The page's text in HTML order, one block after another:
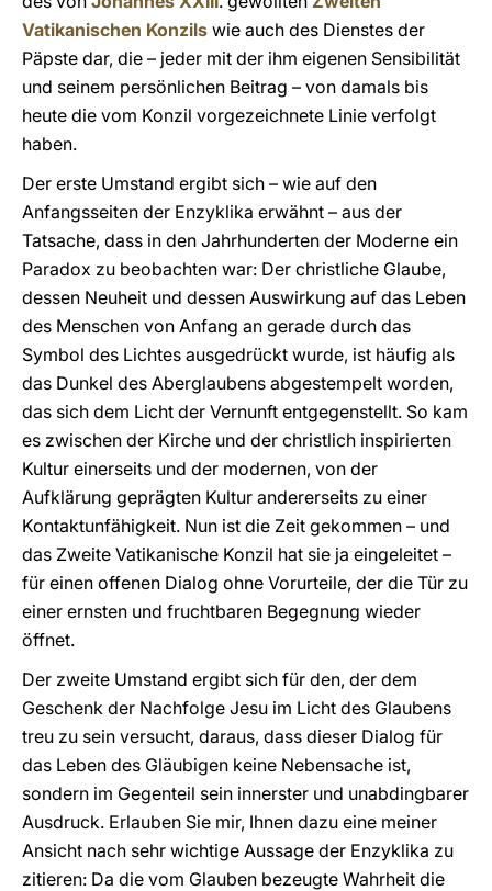
Vatikanischen Konzils wie auch des Dienstes der
Päpste dar, die – jeder mit der ihm eigenen Sensibilität
und seinem persönlichen Beitrag – von damals bis
heute die vom Konzil vorgezeichnete Linie verfolgt
haben.
Der erste Umstand ergibt sich – wie auf den
Anfangsseiten der Enzyklika erwähnt – aus der
Tatsache, dass in den Jahrhunderten der Moderne ein
Paradox zu beobachten war: Der christliche Glaube,
dessen Neuheit und dessen Auswirkung auf das Leben
des Menschen von Anfang an gerade durch das
Symbol des Lichtes ausgedrückt wurde, ist häufig als
das Dunkel des Aberglaubens abgestempelt worden,
das sich dem Licht der Vernunft entgegenstellt. So kam
es zwischen der Kirche und der christlich inspirierten
Kultur einerseits und der modernen, von der
Aufklärung geprägten Kultur andererseits zu einer
Kontaktunfähigkeit. Nun ist die Zeit gekommen – und
das Zweite Vatikanische Konzil hat sie ja eingeleitet –
für einen offenen Dialog ohne Vorurteile, der die Tür zu
einer ernsten und fruchtbaren Begegnung wieder
öffnet.
Der zweite Umstand ergibt sich für den, der dem
Geschenk der Nachfolge Jesu im Licht des Glaubens
treu zu sein versucht, daraus, dass dieser Dialog für
das Leben des Gläubigen keine Nebensache ist,
sondern im Gegenteil sein innerster und unabdingbarer
Ausdruck. Erlauben Sie mir, Ihnen dazu eine meiner
Ansicht nach sehr wichtige Aussage der Enzyklika zu
zitieren: Da die vom Glauben bezeugte Wahrheit die